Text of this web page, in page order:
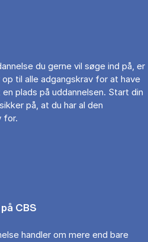
du gerne vil søge ind på, er
til alle adgangskrav for at have
plads på uddannelsen. Start din
på, at du har al den
for.
CBS
handler om mere end bare